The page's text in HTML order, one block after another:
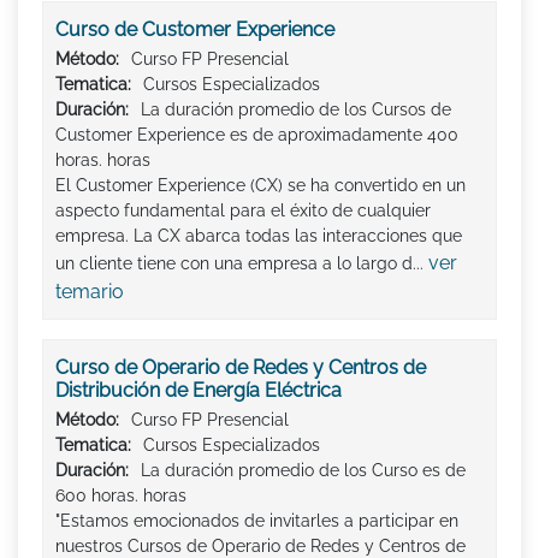
Curso de Customer Experience
Método:
Curso FP Presencial
Tematica:
Cursos Especializados
Duración:
La duración promedio de los Cursos de
Customer Experience es de aproximadamente 400
horas. horas
El Customer Experience (CX) se ha convertido en un
aspecto fundamental para el éxito de cualquier
empresa. La CX abarca todas las interacciones que
un cliente tiene con una empresa a lo largo d... ver
temario
Curso de Operario de Redes y Centros de
Distribución de Energía Eléctrica
Método:
Curso FP Presencial
Tematica:
Cursos Especializados
Duración:
La duración promedio de los Curso es de
600 horas. horas
"Estamos emocionados de invitarles a participar en
nuestros Cursos de Operario de Redes y Centros de